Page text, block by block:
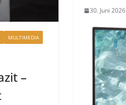
30. Juni 2026
MULTIMEDIA
–